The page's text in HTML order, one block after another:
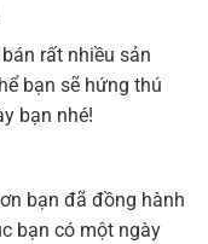
rất nhiều sản
bạn sẽ hứng thú
bạn nhé!
bạn đã đồng hành
bạn có một ngày